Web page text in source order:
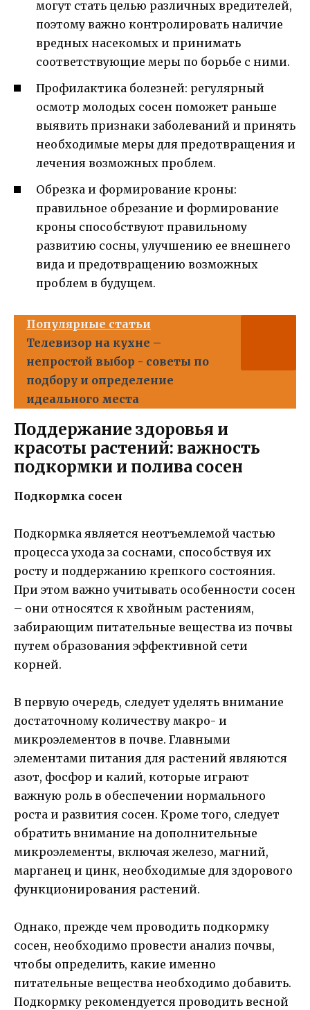
могут стать целью различных вредителей,
поэтому важно контролировать наличие
вредных насекомых и принимать
соответствующие меры по борьбе с ними.
Профилактика болезней: регулярный
осмотр молодых сосен поможет раньше
выявить признаки заболеваний и принять
необходимые меры для предотвращения и
лечения возможных проблем.
Обрезка и формирование кроны:
правильное обрезание и формирование
кроны способствуют правильному
развитию сосны, улучшению ее внешнего
вида и предотвращению возможных
проблем в будущем.
Популярные статьи
Телевизор на кухне –
непростой выбор - советы по
подбору и определение
идеального места
Поддержание здоровья и
красоты растений: важность
подкормки и полива сосен
Подкормка сосен
Подкормка является неотъемлемой частью
процесса ухода за соснами, способствуя их
росту и поддержанию крепкого состояния.
При этом важно учитывать особенности сосен
– они относятся к хвойным растениям,
забирающим питательные вещества из почвы
путем образования эффективной сети
корней.
В первую очередь, следует уделять внимание
достаточному количеству макро- и
микроэлементов в почве. Главными
элементами питания для растений являются
азот, фосфор и калий, которые играют
важную роль в обеспечении нормального
роста и развития сосен. Кроме того, следует
обратить внимание на дополнительные
микроэлементы, включая железо, магний,
марганец и цинк, необходимые для здорового
функционирования растений.
Однако, прежде чем проводить подкормку
сосен, необходимо провести анализ почвы,
чтобы определить, какие именно
питательные вещества необходимо добавить.
Подкормку рекомендуется проводить весной